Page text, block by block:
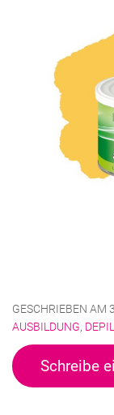
GESCHRIEBEN AM
AUSBILDUNG,
Schreibe